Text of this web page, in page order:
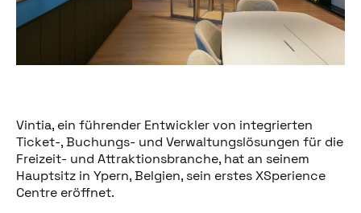
Vintia, ein führender Entwickler von integrierten
Ticket-, Buchungs- und Verwaltungslösungen für die
Freizeit- und Attraktionsbranche, hat an seinem
Hauptsitz in Ypern, Belgien, sein erstes XSperience
Centre eröffnet.